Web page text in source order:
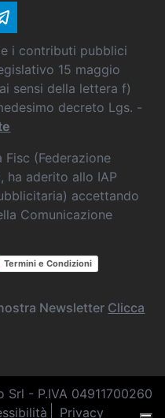
i contributi pubblici
15 maggio
sensi della lettera f)
decreto Lgs. -
(Federazione
ha aderito allo IAP
accettando
Comunicazione
Termini e Condizioni
Newsletter Clicca
- P.IVA 04911700260
Privacy